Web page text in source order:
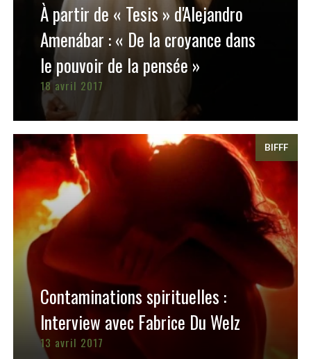
À partir de « Tesis » d'Alejandro
Amenábar : « De la croyance dans
le pouvoir de la pensée »
18 avril 2017
BIFFF
Contaminations spirituelles :
Interview avec Fabrice Du Welz
13 avril 2017